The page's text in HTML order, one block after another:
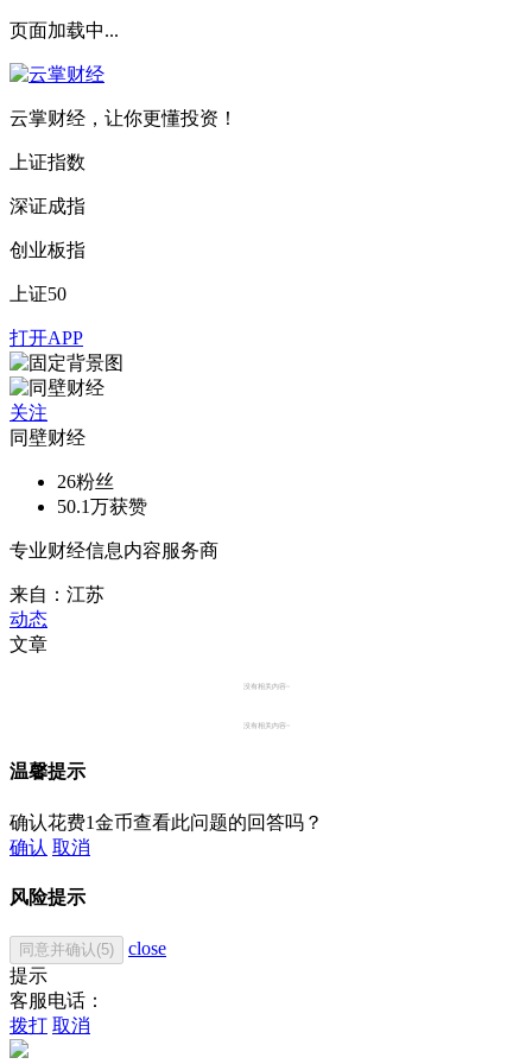
页面加载中...
云掌财经，让你更懂投资！
上证指数
深证成指
创业板指
上证50
打开APP
关注
同壁财经
26粉丝
50.1万获赞
专业财经信息内容服务商
来自：江苏
动态
文章
没有相关内容~
没有相关内容~
温馨提示
确认花费1金币查看此问题的回答吗？
确认 取消
风险提示
同意并确认(5)
close
提示
客服电话：
拨打 取消